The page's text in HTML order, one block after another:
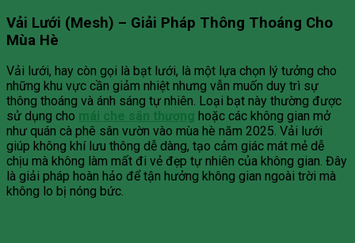
Vải Lưới (Mesh) – Giải Pháp Thông Thoáng Cho
Mùa Hè
Vải lưới, hay còn gọi là bạt lưới, là một lựa chọn lý tưởng cho
những khu vực cần giảm nhiệt nhưng vẫn muốn duy trì sự
thông thoáng và ánh sáng tự nhiên. Loại bạt này thường được
sử dụng cho mái che sân thượng hoặc các không gian mở
như quán cà phê sân vườn vào mùa hè năm 2025. Vải lưới
giúp không khí lưu thông dễ dàng, tạo cảm giác mát mẻ dễ
chịu mà không làm mất đi vẻ đẹp tự nhiên của không gian. Đây
là giải pháp hoàn hảo để tận hưởng không gian ngoài trời mà
không lo bị nóng bức.